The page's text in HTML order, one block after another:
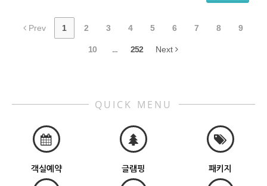
Prev 1 2 3 4 5 6 7 8 9
10 ... 252 Next
QUICK MENU
객실예약 글램핑 패키지